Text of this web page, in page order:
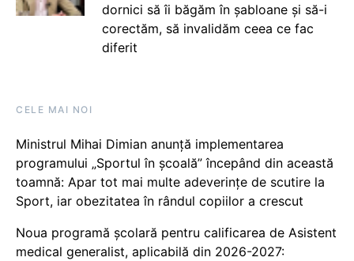
dornici să îi băgăm în șabloane și să-i
corectăm, să invalidăm ceea ce fac
diferit
CELE MAI NOI
Ministrul Mihai Dimian anunță implementarea
programului „Sportul în școală” începând din această
toamnă: Apar tot mai multe adeverințe de scutire la
Sport, iar obezitatea în rândul copiilor a crescut
Noua programă școlară pentru calificarea de Asistent
medical generalist, aplicabilă din 2026-2027: